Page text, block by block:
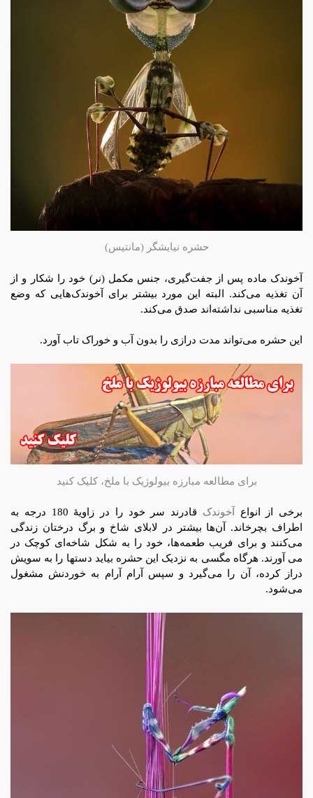
حشره نیایشگر (مانتیس)
آخوندک ماده پس از جفت‌گیری، جنس مکمل (نر) خود را شکار و از
آن تغذیه می‌کند. البته این مورد بیشتر برای آخوندک‌هایی که وضع
تغذیه مناسبی نداشته‌اند صدق می‌کند.
این حشره می‌تواند مدت درازی را بدون آب و خوراک تاب آورد.
برای مطالعه مبارزه بیولوژیک با ملخ، کلیک کنید
برخی از انواع آخوندک
قادرند سر خود را در زاویۀ 180 درجه به
اطراف بچرخاند. آن‌ها بیشتر در لابلای شاخ و برگ درختان زندگی
می‌کنند و برای فریب طعمه‌ها، خود را به شکل شاخه‌ای کوچک در
می آورند. هرگاه مگسی به نزدیک این حشره بیاید دستها را به سویش
دراز کرده، آن را می‌گیرد و سپس آرام آرام به خوردنش مشغول
می‌شود.